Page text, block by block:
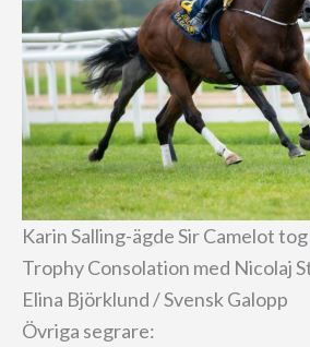
Karin Salling-ägde Sir Camelot
Trophy Consolation med Nicolaj
Elina Björklund / Svensk Galopp
Övriga segrare: